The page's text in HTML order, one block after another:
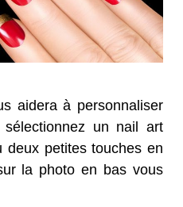
aidera à personnaliser
un nail art
deux petites touches en
la photo en bas vous